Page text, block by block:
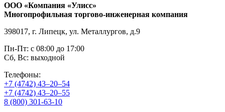
ООО «Компания «Улисс»
Многопрофильная торгово-инженерная компания
398017, г. Липецк, ул. Металлургов, д.9
Пн-Пт: с 08:00 до 17:00
Сб, Вс: выходной
Телефоны:
+7 (4742) 43–20–54
+7 (4742) 43–20–55
8 (800) 301-63-10